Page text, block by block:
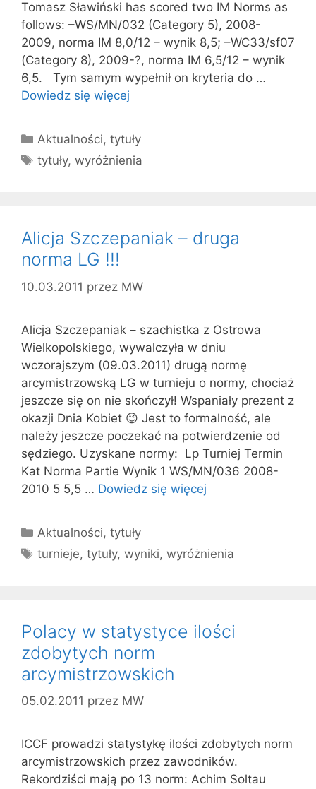
Tomasz Sławiński has scored two IM Norms as
follows: –WS/MN/032 (Category 5), 2008-
2009, norma IM 8,0/12 – wynik 8,5; –WC33/sf07
(Category 8), 2009-?, norma IM 6,5/12 – wynik
6,5. Tym samym wypełnił on kryteria do …
Dowiedz się więcej
Kategorie
Aktualności,tytuły
Tagi
tytuły,wyróżnienia
Alicja Szczepaniak – druga
norma LG !!!
10.03.2011 przez MW
Alicja Szczepaniak – szachistka z Ostrowa
Wielkopolskiego, wywalczyła w dniu
wczorajszym (09.03.2011) drugą normę
arcymistrzowską LG w turnieju o normy, chociaż
jeszcze się on nie skończył! Wspaniały prezent z
okazji Dnia Kobiet 😉 Jest to formalność, ale
należy jeszcze poczekać na potwierdzenie od
sędziego. Uzyskane normy: Lp Turniej Termin
Kat Norma Partie Wynik 1 WS/MN/036 2008-
2010 5 5,5 … Dowiedz się więcej
Kategorie
Aktualności,tytuły
Tagi
turnieje,tytuły,wyniki,wyróżnienia
Polacy w statystyce ilości
zdobytych norm
arcymistrzowskich
05.02.2011 przez MW
ICCF prowadzi statystykę ilości zdobytych norm
arcymistrzowskich przez zawodników.
Rekordziści mają po 13 norm: Achim Soltau